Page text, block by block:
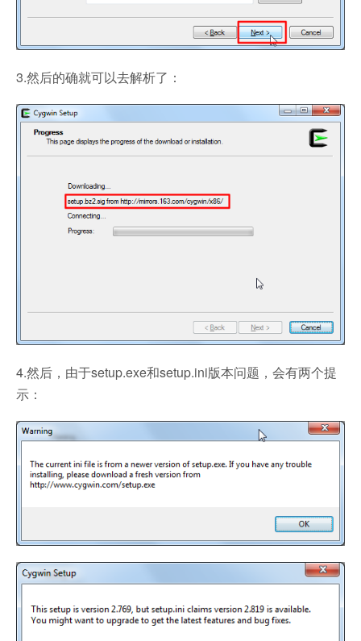
3.然后的确就可以去解析了：
4.然后，由于setup.exe和setup.ini版本问题，会有两个提
示：